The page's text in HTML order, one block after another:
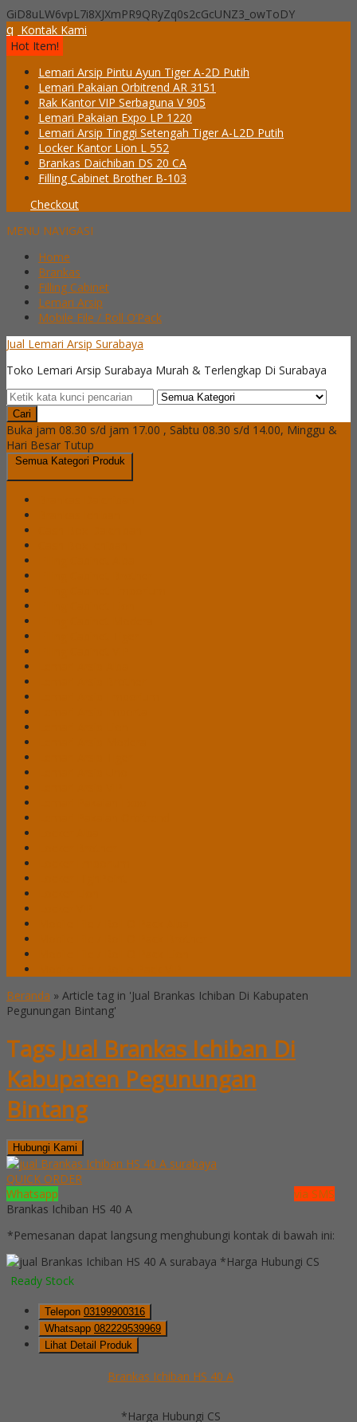
GiD8uLW6vpL7i8XJXmPR9QRyZq0s2cGcUNZ3_owToDY
q Kontak Kami
Hot Item!
Lemari Arsip Pintu Ayun Tiger A-2D Putih
Lemari Pakaian Orbitrend AR 3151
Rak Kantor VIP Serbaguna V 905
Lemari Pakaian Expo LP 1220
Lemari Arsip Tinggi Setengah Tiger A-L2D Putih
Locker Kantor Lion L 552
Brankas Daichiban DS 20 CA
Filling Cabinet Brother B-103
Checkout
MENU NAVIGASI
Home
Brankas
Filling Cabinet
Lemari Arsip
Mobile File / Roll O’Pack
Jual Lemari Arsip Surabaya
Toko Lemari Arsip Surabaya Murah & Terlengkap Di Surabaya
Cari
Buka jam 08.30 s/d jam 17.00 , Sabtu 08.30 s/d 14.00, Minggu &
Hari Besar Tutup
Semua Kategori Produk
Beranda » Article tag in 'Jual Brankas Ichiban Di Kabupaten
Pegunungan Bintang'
Tags Jual Brankas Ichiban Di
Kabupaten Pegunungan
Bintang
Hubungi Kami
QUICK ORDER
Whatsapp
via SMS
Brankas Ichiban HS 40 A
*Pemesanan dapat langsung menghubungi kontak di bawah ini:
*Harga Hubungi CS
Ready Stock
Telepon 03199900316
Whatsapp 082229539969
Lihat Detail Produk
Brankas Ichiban HS 40 A
*Harga Hubungi CS